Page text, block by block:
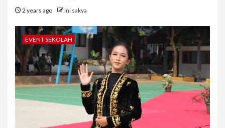
2 years ago ini sakya
EVENT SEKOLAH